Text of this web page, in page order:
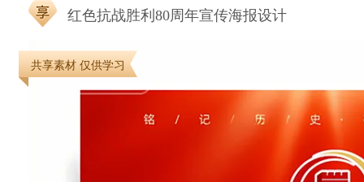
红色抗战胜利80周年宣传海报设计
共享素材 仅供学习